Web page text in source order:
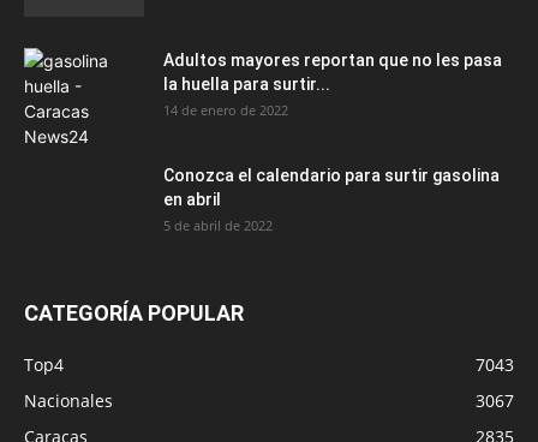
Adultos mayores reportan que no les pasa
la huella para surtir...
14 de enero de 2022
Conozca el calendario para surtir gasolina
en abril
5 de abril de 2022
CATEGORÍA POPULAR
Top4
7043
Nacionales
3067
Caracas
2835